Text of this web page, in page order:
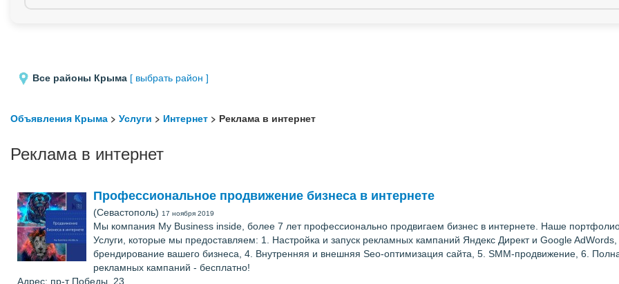
Все районы Крыма [ выбрать район ]
Объявления Крыма > Услуги > Интернет > Реклама в интернет
Реклама в интернет
Профессиональное продвижение бизнеса в интернете
(Севастополь) 17 ноября 2019
Мы компания My Business inside, более 7 лет профессионально продвигаем бизнес в интернете. Наше
Услуги, которые мы предоставляем: 1. Настройка и запуск рекламных кампаний Яндекс Директ и Google
брендирование вашего бизнеса, 4. Внутренняя и внешняя Seo-оптимизация сайта, 5. SMM-продвижение, 6.
рекламных кампаний - бесплатно!
Адрес: пр-т Победы, 23